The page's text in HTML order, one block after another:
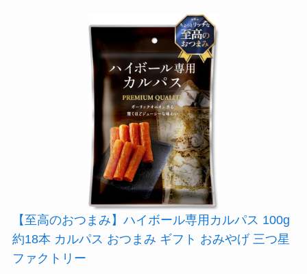
【至高のおつまみ】ハイボール専用カルパス 100g
約18本 カルパス おつまみ ギフト おみやげ 三つ星
ファクトリー